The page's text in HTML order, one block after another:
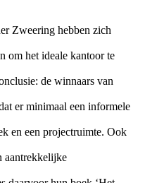
Zweering hebben zich
om het ideale kantoor te
de winnaars van
er minimaal een informele
en een projectruimte. Ook
aantrekkelijke